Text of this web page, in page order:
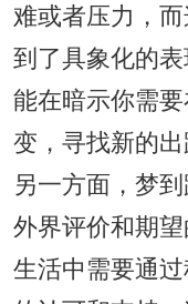
难或者压力，
到了具象化的
能在暗示你需
变，寻找新的出
另一方面，梦
外界评价和期
生活中需要通